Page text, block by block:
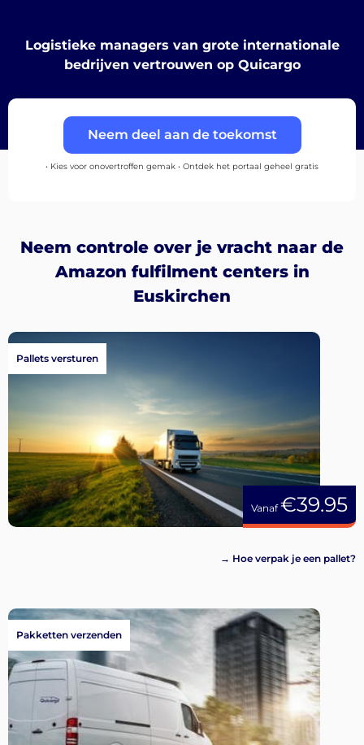
Nederlands
Aanmelden
Logistieke managers van grote internationale
bedrijven vertrouwen op Quicargo
Neem deel aan de toekomst
• Kies voor onovertroffen gemak • Ontdek het portaal geheel gratis
Neem controle over je vracht naar de
Amazon fulfilment centers in
Euskirchen
Vanaf€39.95
Pallets versturen
→ Hoe verpak je een pallet?
Pakketten verzenden